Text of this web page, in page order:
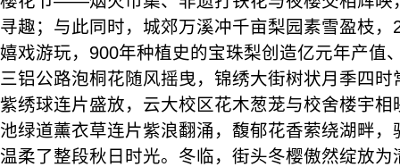
寻趣；与此同时，城郊万溪冲千亩梨园素雪盈枝
嬉戏游玩，900年种植史的宝珠梨创造亿元年产值
三铝公路泡桐花随风摇曳，锦绣大街树状月季四
紫绣球连片盛放，云大校区花木葱茏与校舍楼宇
池绿道薰衣草连片紫浪翻涌，馥郁花香萦绕湖畔
温柔了整段秋日时光。冬临，街头冬樱傲然绽放